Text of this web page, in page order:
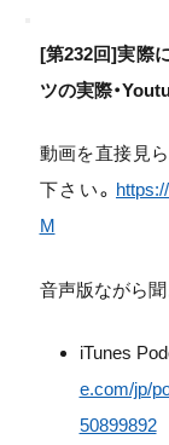
[第232回]実際
ツの実際・
動画を直接見
下さい。 ht
M
音声版ながら聞
iTunes
e.com/jp/
50899892